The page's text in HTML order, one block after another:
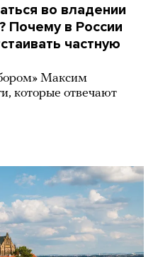
во владении
Почему в России
частную
Максим
которые отвечают